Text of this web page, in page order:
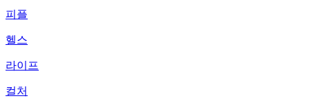
피플
헬스
라이프
컬처